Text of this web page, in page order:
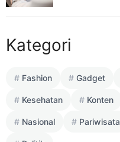
Kategori
Fashion Gadget
Kesehatan Konten
Nasional Pariwisata